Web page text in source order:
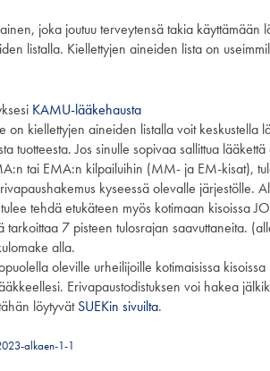
joka joutuu terveytensä takia käyttämään
listalla. Kiellettyjen aineiden lista on
KAMU-lääkehausta
on kiellettyjen aineiden listalla voit keskustella
tuotteesta. Jos sinulle sopivaa sallittua
tai EMA:n kilpailuihin (MM- ja EM-kisat),
kyseessä olevalle järjestölle.
tehdä etukäteen myös kotimaan kisoissa
tarkoittaa 7 pisteen tulosrajan saavuttaneita.
alla.
oleville urheilijoille kotimaisissa
Erivapaustodistuksen voi hakea
löytyvätSUEKin sivuilta.
alkaen-1-1